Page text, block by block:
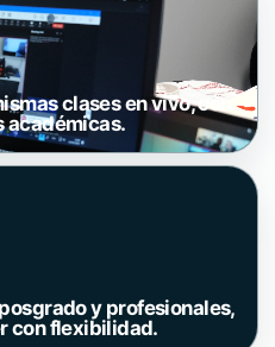
clases en vivo, con
académicas.
y profesionales,
con flexibilidad.